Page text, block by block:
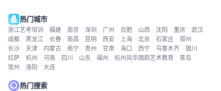
热门城市
浙江艺考培训 福建 南京 深圳 广州 合肥 山西 沈阳 重庆
武汉
成都
黑龙江 长春 南昌 昆明 西安 上海 北京 石家庄
郑州
长沙
天津 内蒙古 南宁 贵州 甘肃 海口 西宁 乌鲁木齐
银川
拉萨
杭州 河南 四川 山东 福州 杭州风华国韵艺术教育
青岛
常州
洛阳 大连
热门搜索